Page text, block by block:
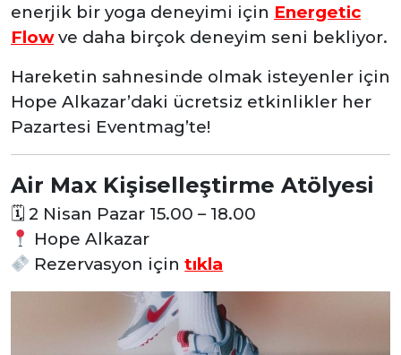
enerjik bir yoga deneyimi için Energetic
Flowve daha birçok deneyim seni bekliyor.
Hareketin sahnesinde olmak isteyenler için
Hope Alkazar’daki ücretsiz etkinlikler her
Pazartesi Eventmag’te!
Air Max Kişiselleştirme Atölyesi
🗓 2 Nisan Pazar 15.00 – 18.00
Hope Alkazar
Rezervasyon için tıkla